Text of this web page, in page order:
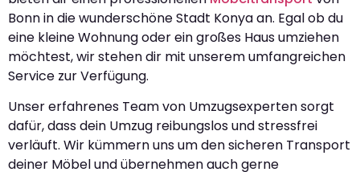
Bonn in die wunderschöne Stadt Konya an. Egal ob du
eine kleine Wohnung oder ein großes Haus umziehen
möchtest, wir stehen dir mit unserem umfangreichen
Service zur Verfügung.
Unser erfahrenes Team von Umzugsexperten sorgt
dafür, dass dein Umzug reibungslos und stressfrei
verläuft. Wir kümmern uns um den sicheren Transport
deiner Möbel und übernehmen auch gerne